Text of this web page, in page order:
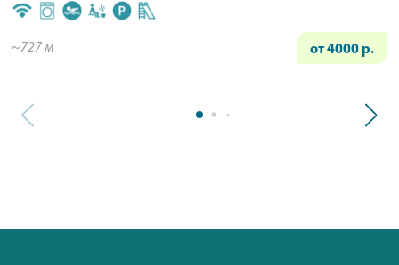
~727 м от 4000 р.